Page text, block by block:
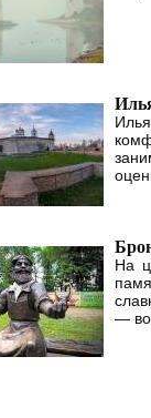
На
—